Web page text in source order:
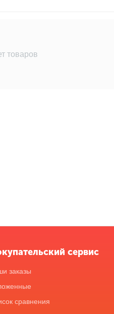
товаров
сервис
заказы
сравнения